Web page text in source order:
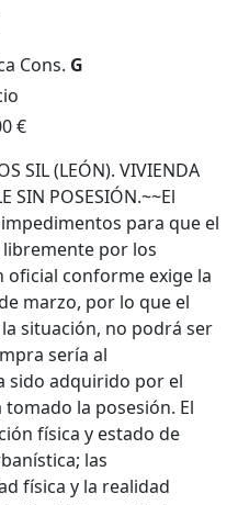
Cons. G
€
SIL (LEÓN). VIVIENDA
SIN POSESIÓN.~~El
para que el
por los
oficial conforme exige la
marzo, por lo que el
situación, no podrá ser
sería al
sido adquirido por el
la posesión. El
física y estado de
las
física y la realidad